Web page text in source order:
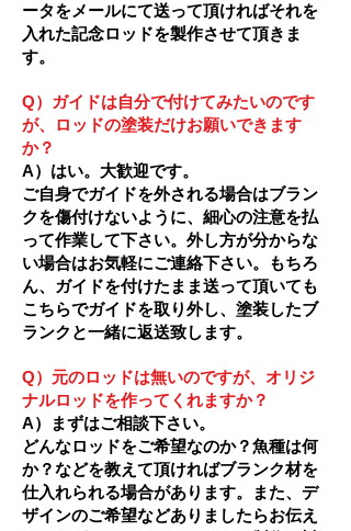
ータをメールにて送って頂ければそれを
入れた記念ロッドを製作させて頂きま
す。
Q）ガイドは自分で付けてみたいのです
が、ロッドの塗装だけお願いできます
か？
A）はい。大歓迎です。
ご自身でガイドを外される場合はブラン
クを傷付けないように、細心の注意を払
って作業して下さい。外し方が分からな
い場合はお気軽にご連絡下さい。もちろ
ん、ガイドを付けたまま送って頂いても
こちらでガイドを取り外し、塗装したブ
ランクと一緒に返送致します。
Q）元のロッドは無いのですが、オリジ
ナルロッドを作ってくれますか？
A）まずはご相談下さい。
どんなロッドをご希望なのか？魚種は何
か？などを教えて頂ければブランク材を
仕入れられる場合があります。また、デ
ザインのご希望などありましたらお伝え